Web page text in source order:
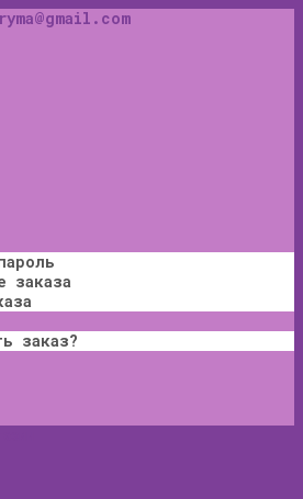
заказа
заказ?